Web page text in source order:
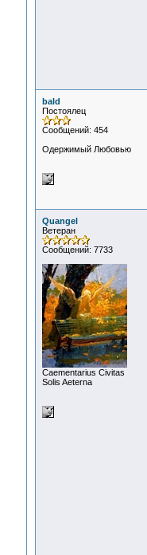
bald
Постоялец
Сообщений: 454
Одержимый Любовью
Quangel
Ветеран
Сообщений: 7733
Сaementarius Civitas
Solis Aeterna